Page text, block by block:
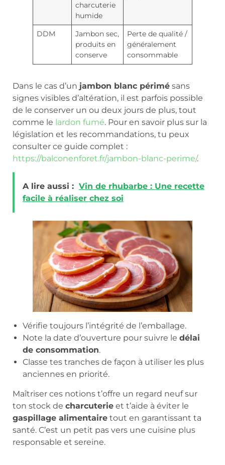
charcuterie
humide
DDM
Jambon sec,
produits en
conserve
Perte de qualité /
généralement
consommable
Dans le cas d’un jambon blanc périmé sans
signes visibles d’altération, il est parfois possible
de le conserver un ou deux jours de plus, tout
comme le lardon fumé. Pour en savoir plus sur la
législation et les recommandations, tu peux
consulter ce guide complet :
https://balconenforet.fr/jambon-blanc-perime/.
A lire aussi : Vin de rhubarbe : Une recette
facile à réaliser chez soi
Vérifie toujours l’intégrité de l’emballage.
Note la date d’ouverture pour suivre le délai
de consommation.
Classe tes tranches de façon à utiliser les plus
anciennes en priorité.
Maîtriser ces notions t’offre un regard neuf sur
ton stock de charcuterie et t’aide à éviter le
gaspillage alimentaire tout en garantissant ta
santé. C’est un petit pas vers une cuisine plus
responsable et sereine.